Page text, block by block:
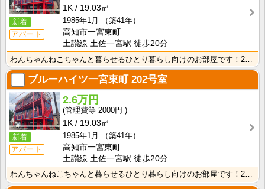
新着
アパート
1K
19.03㎡
1985年1月
（築41年）
高知市一宮東町
土讃線 土佐一宮駅 徒歩20分
ブルーハイツ一宮東町202号室
新着
アパート
2.6万円
2000円
1K
19.03㎡
1985年1月
（築41年）
高知市一宮東町
土讃線 土佐一宮駅 徒歩20分
わんちゃんねこちゃんと暮らせるひとり暮らし向けのお部屋です！2026年6月下旬、ネット無料（Wi-F･･･